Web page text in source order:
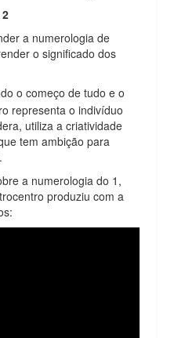
2
a numerologia de
o significado dos
o começo de tudo e o
representa o indivíduo
utiliza a criatividade
tem ambição para
a numerologia do 1,
produziu com a